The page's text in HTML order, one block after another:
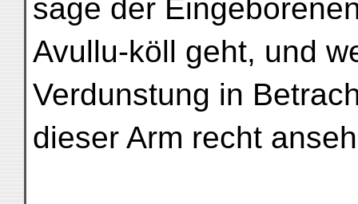
sage der
Avullu-köll geht, und
Verdunstung in
dieser Arm recht